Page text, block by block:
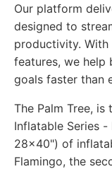
Our platform
designed to
productivity.
features, we help
goals faster than
The Palm Tree,
Inflatable Series
28x40") of
Flamingo, the